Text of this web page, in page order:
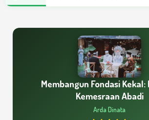
Membangun Fondasi Kekal:
Kemesraan Abadi
Arda Dinata